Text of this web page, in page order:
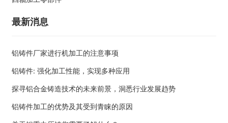
最新消息
铝铸件厂家进行机加工的注意事项
铝铸件: 强化加工性能，实现多种应用
探寻铝合金铸造技术的未来前景，洞悉行业发展趋势
铝铸件加工的优势及其受到青睐的原因